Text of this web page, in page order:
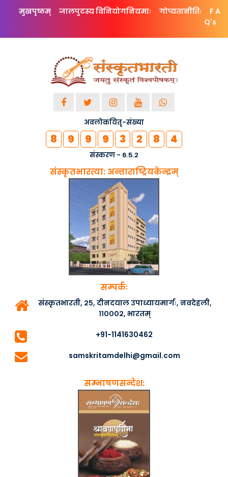
मुखपृष्ठम् जालपुटस्य विनियोगनियमाः गोप्यतानीतिः
F A
Q's
अवलोकयितृ-संख्या
8 9 9 9 3 2 8 4
संस्करण - 6.5.2
संस्कृतभारत्या: अन्ताराष्ट्रियकेन्द्रम्
सम्पर्कः
संस्कृतभारती, २५, दीनदयाल उपाध्यायमार्गः, नवदेहली,
११०००२, भारतम्
+91-1141630462
samskritamdelhi@gmail.com
सम्भाषणसन्देश: